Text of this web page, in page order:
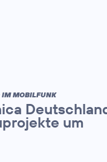
IM MOBILFUNK
um